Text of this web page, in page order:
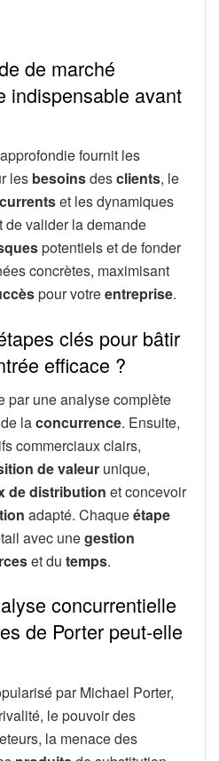
de marché
indispensable avant
approfondie fournit les
les besoinsdesclients, le
et les dynamiques
de valider la demande
potentiels et de fonder
concrètes, maximisant
pour votreentreprise.
clés pour bâtir
efficace ?
par une analyse complète
laconcurrence. Ensuite,
commerciaux clairs,
de valeur unique,
de distribution et concevoir
adapté. Chaqueétape
avec unegestion
et du temps.
concurrentielle
de Porter peut-elle
par Michael Porter,
le pouvoir des
la menace des